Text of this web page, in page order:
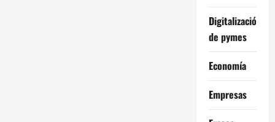
Digitalización
de pymes
Economía
Empresas